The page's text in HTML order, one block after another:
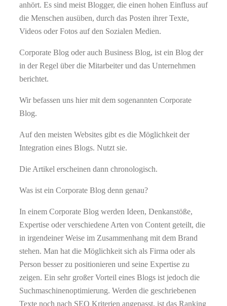
anhört. Es sind meist Blogger, die einen hohen Einfluss auf
die Menschen ausüben, durch das Posten ihrer Texte,
Videos oder Fotos auf den Sozialen Medien.
Corporate Blog oder auch Business Blog, ist ein Blog der
in der Regel über die Mitarbeiter und das Unternehmen
berichtet.
Wir befassen uns hier mit dem sogenannten Corporate
Blog.
Auf den meisten Websites gibt es die Möglichkeit der
Integration eines Blogs. Nutzt sie.
Die Artikel erscheinen dann chronologisch.
Was ist ein Corporate Blog denn genau?
In einem Corporate Blog werden Ideen, Denkanstöße,
Expertise oder verschiedene Arten von Content geteilt, die
in irgendeiner Weise im Zusammenhang mit dem Brand
stehen. Man hat die Möglichkeit sich als Firma oder als
Person besser zu positionieren und seine Expertise zu
zeigen. Ein sehr großer Vorteil eines Blogs ist jedoch die
Suchmaschinenoptimierung. Werden die geschriebenen
Texte noch nach SEO Kriterien angepasst, ist das Ranking